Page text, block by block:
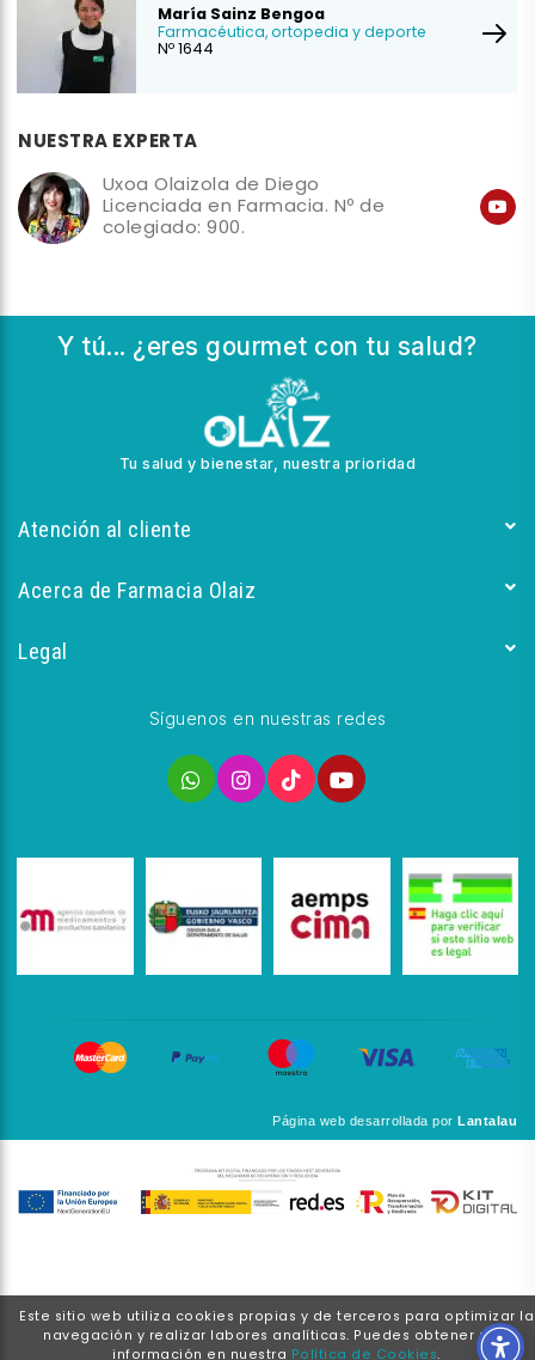
María Sainz Bengoa
Farmacéutica, ortopedia y deporte
Nº 1644
NUESTRA EXPERTA
Uxoa Olaizola de Diego
Licenciada en Farmacia. Nº de
colegiado: 900.
Y tú... ¿eres gourmet con tu salud?
Tu salud y bienestar, nuestra prioridad
Atención al cliente
Acerca de Farmacia Olaiz
Legal
Síguenos en nuestras redes
Página web desarrollada por Lantalau
Este sitio web utiliza cookies propias y de terceros para optimizar la
navegación y realizar labores analíticas. Puedes obtener más
información en nuestra Política de Cookies.